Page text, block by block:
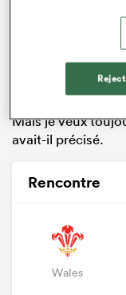
« Quel que soit le
provoquer un
Mais je veux
avait-il précisé.
Rencontre
Wales